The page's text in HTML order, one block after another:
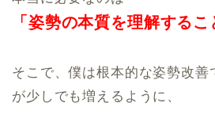
「姿勢の本質を理解するこ
そこで、僕は根本的な姿勢改善
が少しでも増えるように、